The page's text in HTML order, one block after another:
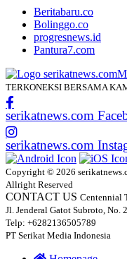
Beritabaru.co
Bolinggo.co
progresnews.id
Pantura7.com
TERKONEKSI BERSAMA
serikatnews.com
serikatnews.com
Copyright © 2026
Allright Reserved
CONTACT US Centennial
Jl. Jenderal Gatot Subroto, No.
Telp: +6282136505789
PT Serikat Media Indonesia